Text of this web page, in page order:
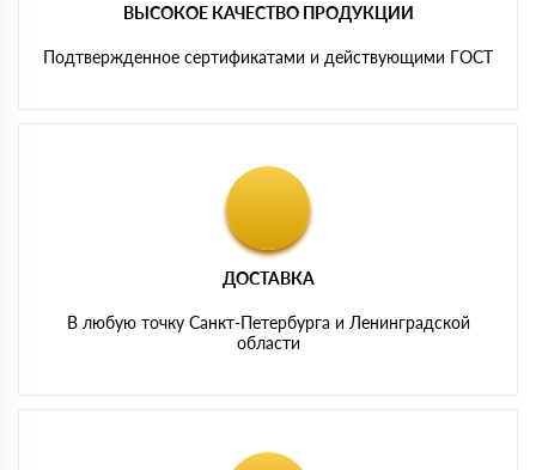
ВЫСОКОЕ КАЧЕСТВО ПРОДУКЦИИ
Подтвержденное сертификатами и действующими ГОСТ
ДОСТАВКА
В любую точку Санкт-Петербурга и Ленинградской
области